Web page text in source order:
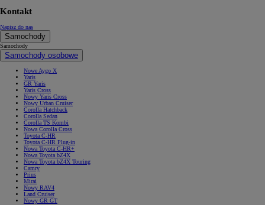
Kontakt
Napisz do nas
Samochody
Samochody
Samochody osobowe
Nowe Aygo X
Yaris
GR Yaris
Yaris Cross
Nowy Yaris Cross
Nowy Urban Cruiser
Corolla Hatchback
Corolla Sedan
Corolla TS Kombi
Nowa Corolla Cross
Toyota C-HR
Toyota C-HR Plug-in
Nowa Toyota C-HR+
Nowa Toyota bZ4X
Nowa Toyota bZ4X Touring
Camry
Prius
Mirai
Nowy RAV4
Land Cruiser
Nowy GR GT